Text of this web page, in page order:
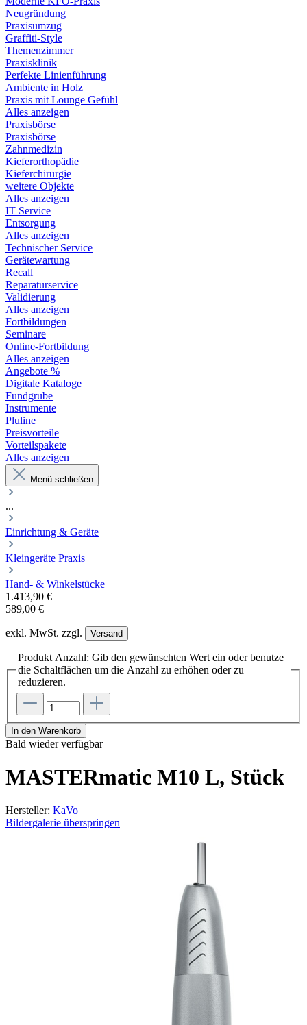
Neugründung
Praxisumzug
Graffiti-Style
Themenzimmer
Praxisklinik
Perfekte Linienführung
Ambiente in Holz
Praxis mit Lounge Gefühl
Alles anzeigen
Praxisbörse
Praxisbörse
Zahnmedizin
Kieferorthopädie
Kieferchirurgie
weitere Objekte
Alles anzeigen
IT Service
Entsorgung
Alles anzeigen
Technischer Service
Gerätewartung
Recall
Reparaturservice
Validierung
Alles anzeigen
Fortbildungen
Seminare
Online-Fortbildung
Alles anzeigen
Angebote %
Digitale Kataloge
Fundgrube
Instrumente
Pluline
Preisvorteile
Vorteilspakete
Alles anzeigen
Menü schließen
...
Einrichtung & Geräte
Kleingeräte Praxis
Hand- & Winkelstücke
1.413,90 €
589,00 €
exkl. MwSt. zzgl. Versand
Produkt Anzahl: Gib den gewünschten Wert ein oder benutze
die Schaltflächen um die Anzahl zu erhöhen oder zu
reduzieren.
In den Warenkorb
Bald wieder verfügbar
MASTERmatic M10 L, Stück
Hersteller: KaVo
Bildergalerie überspringen